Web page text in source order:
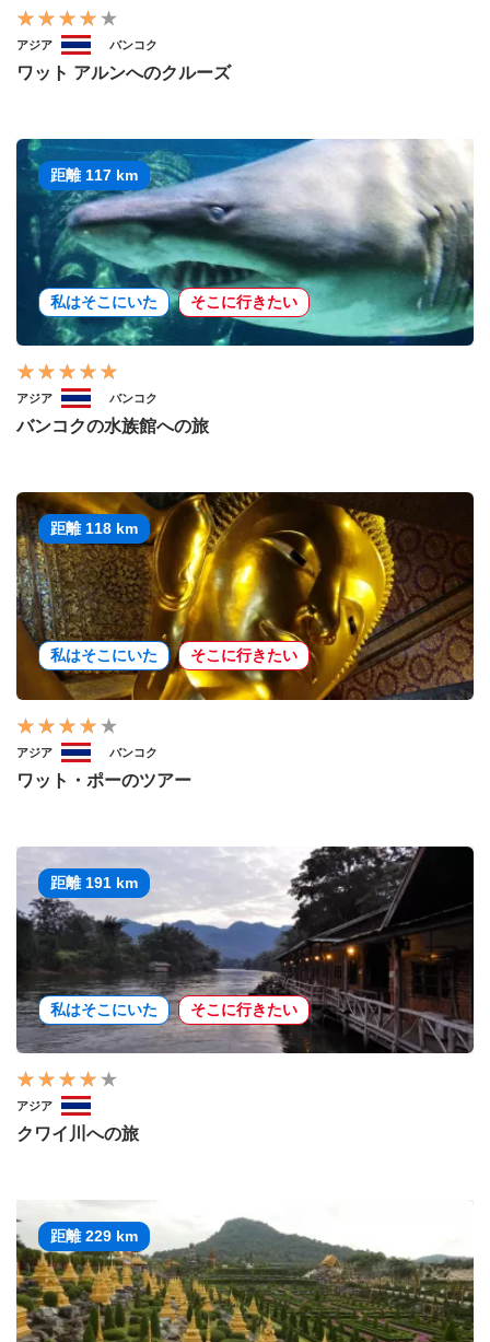
アジア バンコク
ワット アルンへのクルーズ
距離 117 km
私はそこにいた そこに行きたい
アジア バンコク
バンコクの水族館への旅
距離 118 km
私はそこにいた そこに行きたい
アジア バンコク
ワット・ポーのツアー
距離 191 km
私はそこにいた そこに行きたい
アジア
クワイ川への旅
距離 229 km